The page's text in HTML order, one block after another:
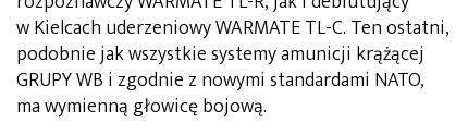
w Kielcach uderzeniowy WARMATE TL-C. Ten ostatni,
podobnie jak wszystkie systemy amunicji krążącej
GRUPY WB i zgodnie z nowymi standardami NATO,
ma wymienną głowicę bojową.